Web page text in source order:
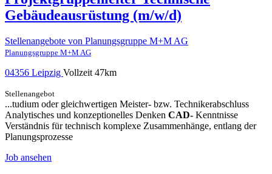
Gebäudeausrüstung (m/w/d)
Stellenangebote von Planungsgruppe M+M AG
Planungsgruppe M+M AG
04356 Leipzig Vollzeit 47km
Stellenangebot
...tudium oder gleichwertigen Meister- bzw. Technikerabschluss
Analytisches und konzeptionelles Denken CAD- Kenntnisse
Verständnis für technisch komplexe Zusammenhänge, entlang der
Planungsprozesse
Job ansehen